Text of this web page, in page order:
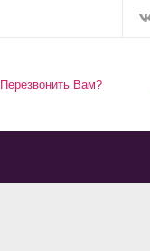
Перезвонить Вам?